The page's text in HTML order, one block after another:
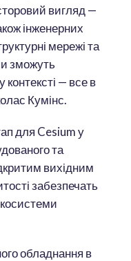
вигляд —
інженерних
мережі та
зможуть
— все в
Кумінс.
для Cesium у
та
вихідним
забезпечать
обладнання в